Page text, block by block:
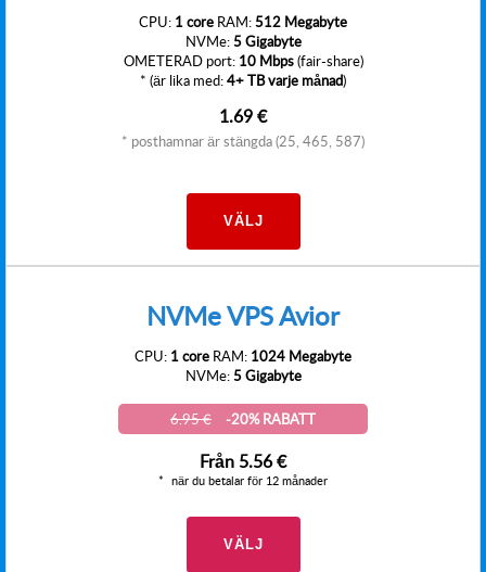
CPU: 1 core RAM:512 Megabyte
NVMe:5 Gigabyte
OMETERAD port: 10 Mbps(fair-share)
* (är lika med:4+ TB varje månad)
1.69 €
* posthamnar är stängda (25, 465, 587)
VÄLJ
NVMe VPS Avior
CPU: 1 core RAM: 1024 Megabyte
NVMe:5 Gigabyte
6.95 € -20% RABATT
Från 5.56 €
när du betalar för 12 månader
VÄLJ